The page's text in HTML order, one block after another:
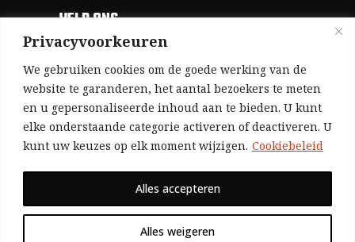
Privacyvoorkeuren
We gebruiken cookies om de goede werking van de
website te garanderen, het aantal bezoekers te meten
en u gepersonaliseerde inhoud aan te bieden. U kunt
elke onderstaande categorie activeren of deactiveren. U
kunt uw keuzes op elk moment wijzigen. Cookiebeleid
Alles weigeren
Alles accepteren
HELP ONS
Aangezien we volledig zelf gefinancierd zijn
(zonder subsidies, zonder commerciële
advertenties en zonder rijke sponsors), zijn we
voor de publicatie van ons tijdschrift uitsluitend
afhankelijk van de financiële steun van onze
Bij voorbaat dank voor uw solidariteit.